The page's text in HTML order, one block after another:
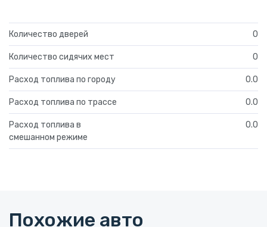
Количество дверей 0
Количество сидячих мест 0
Расход топлива по городу 0.0
Расход топлива по трассе 0.0
Расход топлива в
смешанном режиме
0.0
Похожие авто